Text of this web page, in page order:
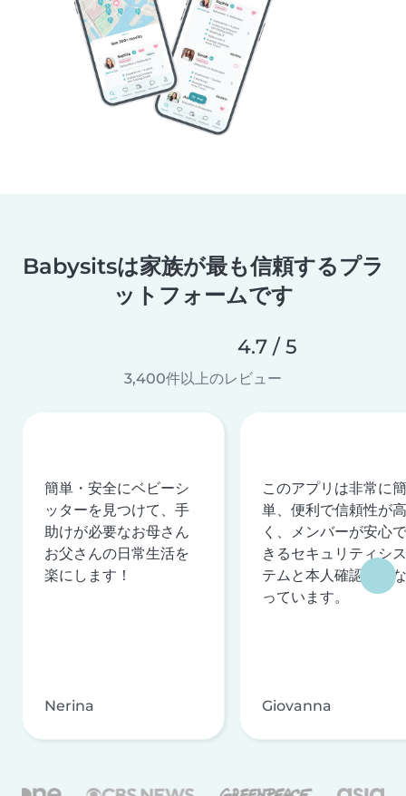
Babysitsは家族が最も信頼するプラ
ットフォームです
4.7 / 5
3,400件以上のレビュー
簡単・安全にベビーシ
ッターを見つけて、手
助けが必要なお母さん
お父さんの日常生活を
楽にします！
Nerina
このアプリは非常に簡
単、便利で信頼性が高
く、メンバーが安心で
きるセキュリティシス
テムと本人確認を行な
っています。
Giovanna